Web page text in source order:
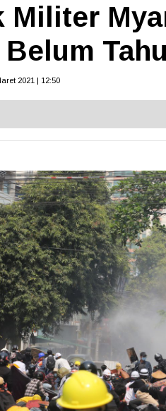
Militer
Belum
2021 | 12:50